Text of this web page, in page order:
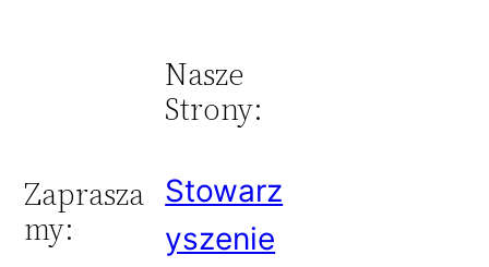
Zaprasza
my:
Nasze
Strony:
Stowarz
yszenie